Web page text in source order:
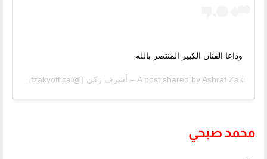
وداعا الفنان الكبير المنتصر بالله
A post shared by Ashraf Zaki – أشرف زكي (@ashrafzakyoffical) on
محمد صبحي